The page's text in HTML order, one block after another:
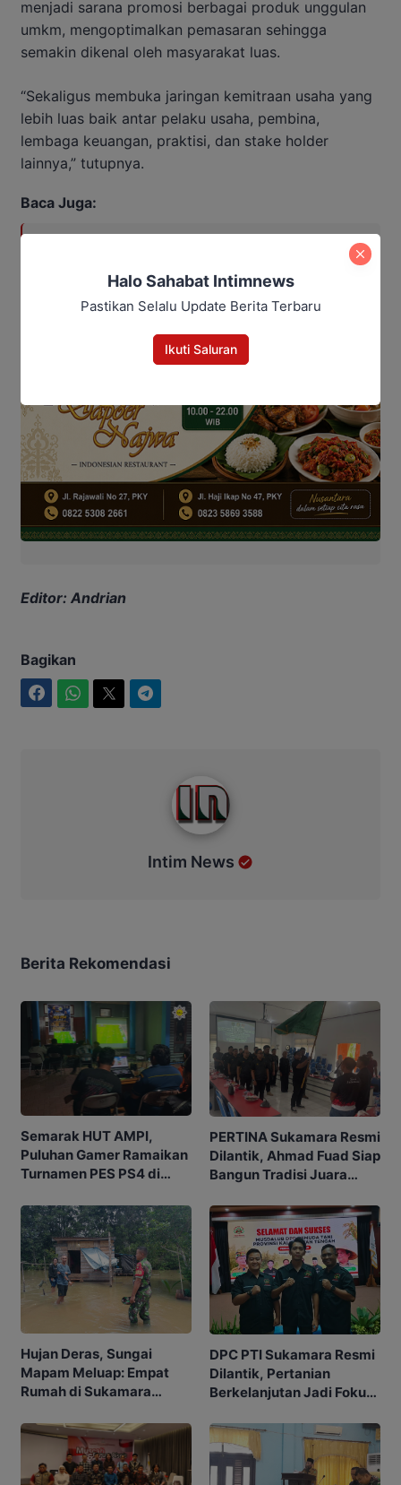
menjadi sarana promosi berbagai produk unggulan
umkm, mengoptimalkan pemasaran sehingga
semakin dikenal oleh masyarakat luas.
“Sekaligus membuka jaringan kemitraan usaha yang
lebih luas baik antar pelaku usaha, pembina,
lembaga keuangan, praktisi, dan stake holder
lainnya,” tutupnya.
Baca Juga:
Meluap: Empat Rumah di
Sukamara Terendam
Editor: Andrian
Bagikan
Intim News
Berita Rekomendasi
Semarak HUT AMPI,
Puluhan Gamer Ramaikan
Turnamen PES PS4 di
PERTINA Sukamara Resmi
Dilantik, Ahmad Fuad Siap
Bangun Tradisi Juara
Hujan Deras, Sungai
Mapam Meluap: Empat
Rumah di Sukamara
DPC PTI Sukamara Resmi
Dilantik, Pertanian
Berkelanjutan Jadi Fokus
Halo Sahabat Intimnews
Pastikan Selalu Update Berita Terbaru
Ikuti Saluran